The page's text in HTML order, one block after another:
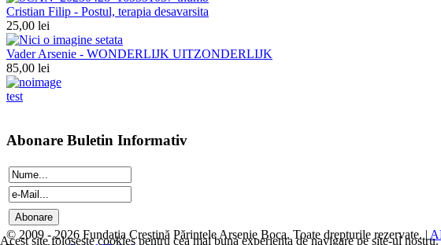
Cristian Filip - Postul, terapia desavarsita
25,00 lei
Vader Arsenie - WONDERLIJK UITZONDERLIJK
85,00 lei
test
Abonare Buletin Informativ
© 2009 - 2026 Fundația Creștină Părintele Arsenie Boca. Toate drepturile rezervate. |
Acest site foloseste cookies pentru cea mai buna experienta de navigare pe site-ul